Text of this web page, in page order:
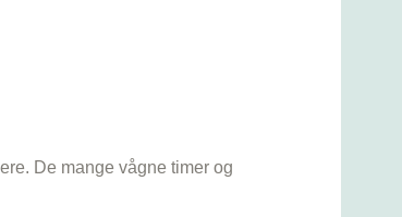
De mange vågne timer og